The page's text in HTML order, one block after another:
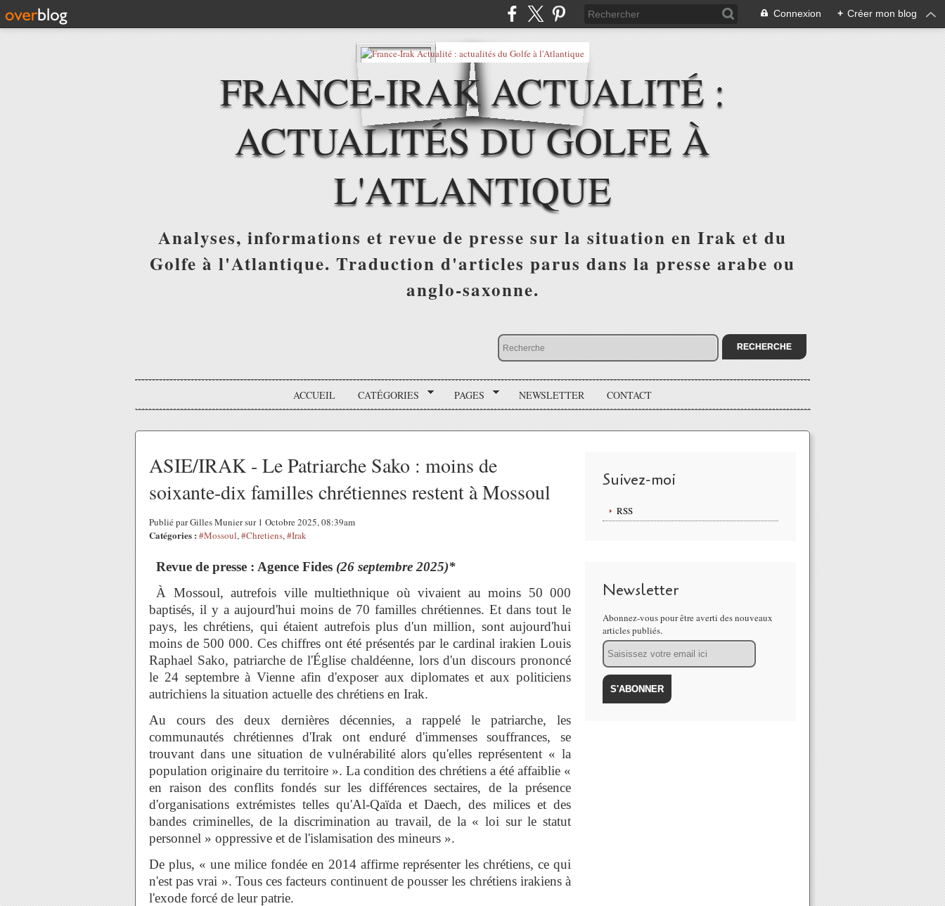
Connexion + Créer mon blog
FRANCE-IRAK ACTUALITÉ :
ACTUALITÉS DU GOLFE À
L'ATLANTIQUE
Analyses, informations et revue de presse sur la situation en Irak et du
Golfe à l'Atlantique. Traduction d'articles parus dans la presse arabe ou
anglo-saxonne.
ACCUEIL CATÉGORIES PAGES NEWSLETTER CONTACT
ASIE/IRAK - Le Patriarche Sako : moins de
soixante-dix familles chrétiennes restent à Mossoul
Publié par Gilles Munier sur 1 Octobre 2025, 08:39am
Catégories : #Mossoul,#Chretiens,#Irak
Revue de presse : Agence Fides (26 septembre 2025)*
À Mossoul, autrefois ville multiethnique où vivaient au moins 50 000
baptisés, il y a aujourd'hui moins de 70 familles chrétiennes. Et dans tout le
pays, les chrétiens, qui étaient autrefois plus d'un million, sont aujourd'hui
moins de 500 000. Ces chiffres ont été présentés par le cardinal irakien Louis
Raphael Sako, patriarche de l'Église chaldéenne, lors d'un discours prononcé
le 24 septembre à Vienne afin d'exposer aux diplomates et aux politiciens
autrichiens la situation actuelle des chrétiens en Irak.
Au cours des deux dernières décennies, a rappelé le patriarche, les
communautés chrétiennes d'Irak ont enduré d'immenses souffrances, se
trouvant dans une situation de vulnérabilité alors qu'elles représentent « la
population originaire du territoire ». La condition des chrétiens a été affaiblie «
en raison des conflits fondés sur les différences sectaires, de la présence
d'organisations extrémistes telles qu'Al-Qaïda et Daech, des milices et des
bandes criminelles, de la discrimination au travail, de la « loi sur le statut
personnel » oppressive et de l'islamisation des mineurs ».
De plus, « une milice fondée en 2014 affirme représenter les chrétiens, ce qui
n'est pas vrai ». Tous ces facteurs continuent de pousser les chrétiens irakiens à
l'exode forcé de leur patrie.
Suivez-moi
RSS
Newsletter
Abonnez-vous pour être averti des nouveaux
articles publiés.
Email